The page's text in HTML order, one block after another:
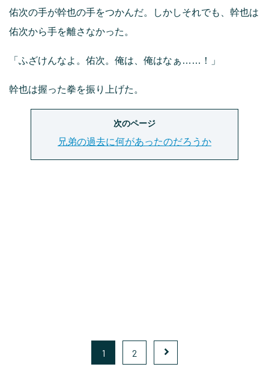
佑次の手が幹也の手をつかんだ。しかしそれでも、幹也は
佑次から手を離さなかった。
「ふざけんなよ。佑次。俺は、俺はなぁ……！」
幹也は握った拳を振り上げた。
次のページ
兄弟の過去に何があったのだろうか
1 2